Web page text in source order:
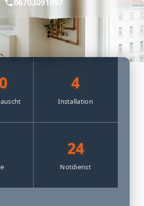
06703091097
4
Installation
24
Notdienst